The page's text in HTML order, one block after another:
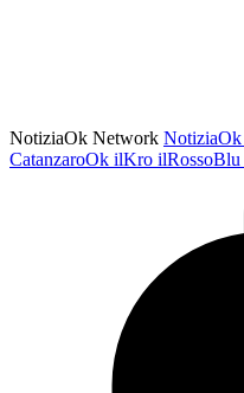
NotiziaOk Network NotiziaOk
CatanzaroOk ilKro ilRossoBlu